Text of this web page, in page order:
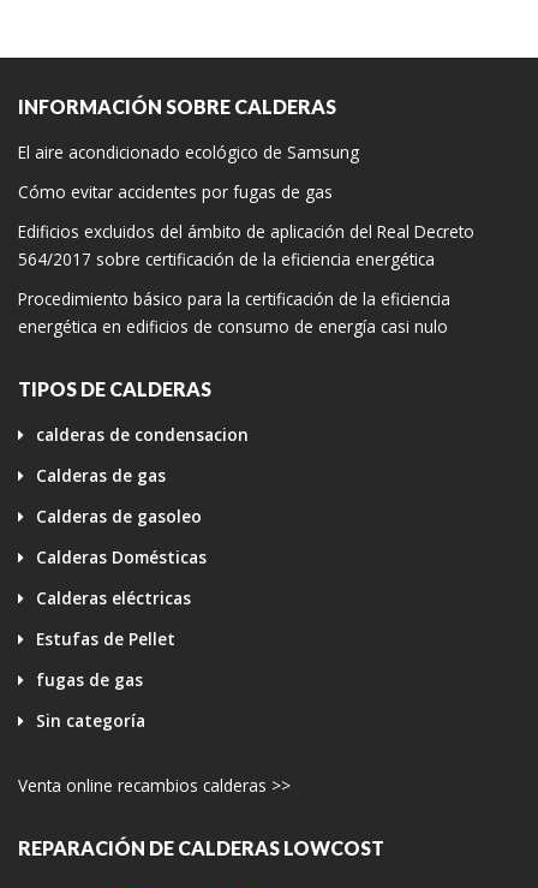
INFORMACIÓN SOBRE CALDERAS
El aire acondicionado ecológico de Samsung
Cómo evitar accidentes por fugas de gas
Edificios excluidos del ámbito de aplicación del Real Decreto
564/2017 sobre certificación de la eficiencia energética
Procedimiento básico para la certificación de la eficiencia
energética en edificios de consumo de energía casi nulo
TIPOS DE CALDERAS
calderas de condensacion
Calderas de gas
Calderas de gasoleo
Calderas Domésticas
Calderas eléctricas
Estufas de Pellet
fugas de gas
Sin categoría
Venta online recambios calderas >>
REPARACIÓN DE CALDERAS LOWCOST